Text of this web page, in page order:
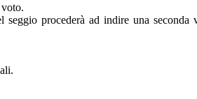
procederà ad indire una seconda